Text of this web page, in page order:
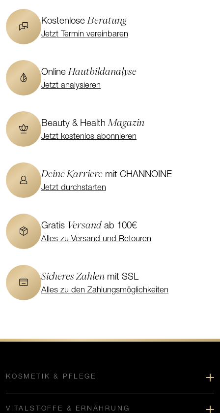
KostenloseBeratung
Jetzt Termin vereinbaren
OnlineHautbildanalyse
Jetzt analysieren
Beauty & HealthMagazin
Jetzt kostenlos abonnieren
Deine Karriere mit CHANNOINE
Jetzt durchstarten
Gratis Versand ab 100€
Alles zu Versand und Retouren
Sicheres Zahlen mit SSL
Alles zu den Zahlungsmöglichkeiten
KOSMETIK & PFLEGE
VITALSTOFFE & ERNÄHRUNG